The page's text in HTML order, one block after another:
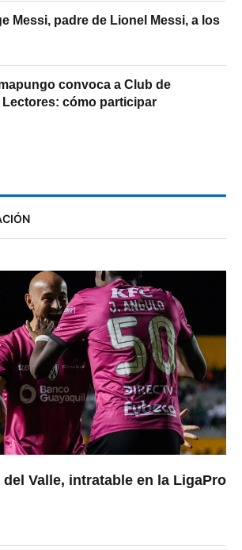
Messi, padre de Lionel Messi, a los
convoca a Club de
Lectores: cómo participar
Valle, intratable en la LigaPro